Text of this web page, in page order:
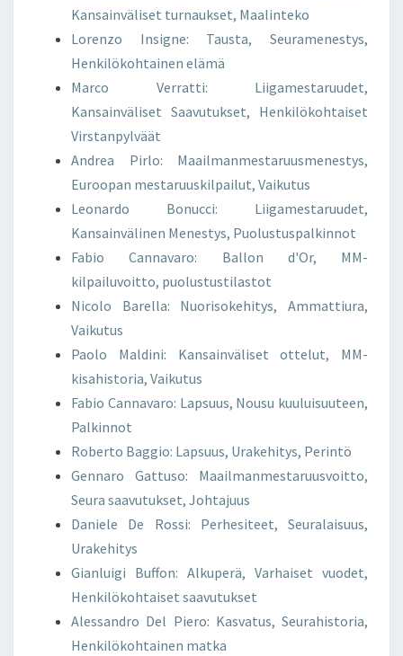
Kansainväliset turnaukset, Maalinteko
Lorenzo Insigne: Tausta, Seuramenestys,
Henkilökohtainen elämä
Marco Verratti: Liigamestaruudet,
Kansainväliset Saavutukset, Henkilökohtaiset
Virstanpylväät
Andrea Pirlo: Maailmanmestaruusmenestys,
Euroopan mestaruuskilpailut, Vaikutus
Leonardo Bonucci: Liigamestaruudet,
Kansainvälinen Menestys, Puolustuspalkinnot
Fabio Cannavaro: Ballon d'Or, MM-
kilpailuvoitto, puolustustilastot
Nicolo Barella: Nuorisokehitys, Ammattiura,
Vaikutus
Paolo Maldini: Kansainväliset ottelut, MM-
kisahistoria, Vaikutus
Fabio Cannavaro: Lapsuus, Nousu kuuluisuuteen,
Palkinnot
Roberto Baggio: Lapsuus, Urakehitys, Perintö
Gennaro Gattuso: Maailmanmestaruusvoitto,
Seura saavutukset, Johtajuus
Daniele De Rossi: Perhesiteet, Seuralaisuus,
Urakehitys
Gianluigi Buffon: Alkuperä, Varhaiset vuodet,
Henkilökohtaiset saavutukset
Alessandro Del Piero: Kasvatus, Seurahistoria,
Henkilökohtainen matka